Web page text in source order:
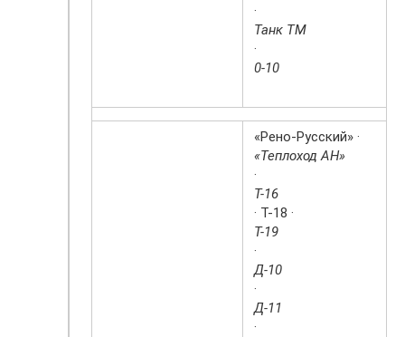
·
Танк ТМ
·
0-10
«Рено-Русский» ·
«Теплоход АН»
·
Т-16
· Т-18 ·
Т-19
·
Д-10
·
Д-11
·